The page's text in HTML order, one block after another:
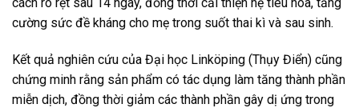
cường sức đề kháng cho mẹ trong suốt thai kì và sau sinh.
Kết quả nghiên cứu của Đại học Linköping (Thụy Điển) cũng
chứng minh rằng sản phẩm có tác dụng làm tăng thành phần
miễn dịch, đồng thời giảm các thành phần gây dị ứng trong